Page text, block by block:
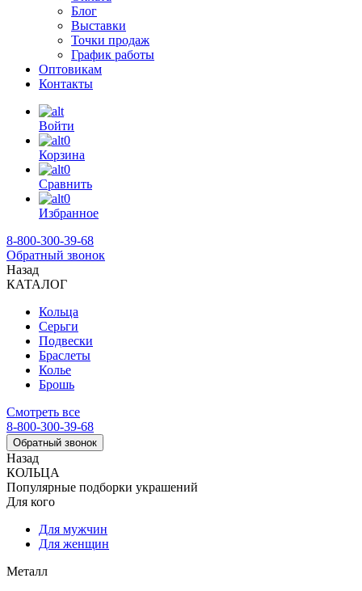
Блог
Выставки
Точки продаж
График работы
Оптовикам
Контакты
Войти
0
Корзина
0
Сравнить
0
Избранное
8-800-300-39-68
Обратный звонок
Назад
КАТАЛОГ
Кольца
Серьги
Подвески
Браслеты
Колье
Брошь
Смотреть все
8-800-300-39-68
Обратный звонок
Назад
КОЛЬЦА
Популярные подборки украшений
Для кого
Для мужчин
Для женщин
Металл